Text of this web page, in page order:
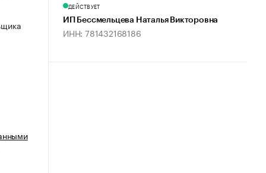
ДЕЙСТВУЕТ
ИП Бессмельцева Наталья Викторовна
ИНН: 781432168186